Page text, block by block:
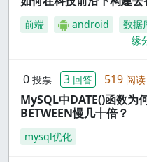
前端 android 数据
缘
0 投票 3 回答 519 阅读
MySQL中DATE()函数为
BETWEEN慢几十倍？
mysql优化